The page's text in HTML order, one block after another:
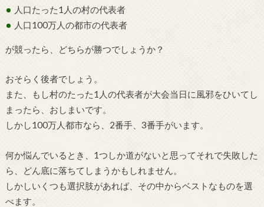
人口たった1人の村の代表者
人口100万人の都市の代表者
が競ったら、どちらが勝つでしょうか？
おそらく後者でしょう。
また、もし村のたった1人の代表者が大会当日に風邪をひいてし
まったら、おしまいです。
しかし100万人都市なら、2番手、3番手がいます。
何か悩んでいるとき、1つしか道がないと思ってそれで失敗した
ら、どん底に落ちてしまうかもしれません。
しかしいくつも選択肢があれば、その中からベストなものを選
べます。